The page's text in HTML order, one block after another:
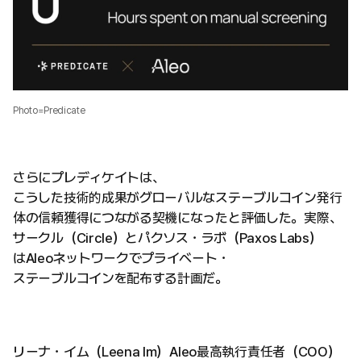
Photo=Predicate
さらにプレディケイトは、
こうした技術的成果がグローバルなステーブルコイン発行
体の信頼獲得につながる契機になったと評価した。実際、
サークル（Circle）とパクソス・ラボ（Paxos Labs）
はAleoネットワークでプライベート・
ステーブルコインを配布する計画だ。
リーナ・イム（Leena Im）Aleo最高執行責任者（COO）